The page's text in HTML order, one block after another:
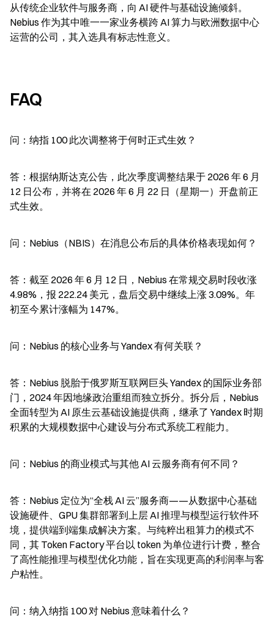
从传统企业软件与服务商，向 AI 硬件与基础设施倾斜。
Nebius 作为其中唯一一家业务横跨 AI 算力与欧洲数据中心
运营的公司，其入选具有标志性意义。
FAQ
问：纳指 100 此次调整将于何时正式生效？
答：根据纳斯达克公告，此次季度调整结果于 2026 年 6 月
12 日公布，并将在 2026 年 6 月 22 日（星期一）开盘前正
式生效。
问：Nebius（NBIS）在消息公布后的具体价格表现如何？
答：截至 2026 年 6 月 12 日，Nebius 在常规交易时段收涨
4.98%，报 222.24 美元，盘后交易中继续上涨 3.09%。年
初至今累计涨幅为 147%。
问：Nebius 的核心业务与 Yandex 有何关联？
答：Nebius 脱胎于俄罗斯互联网巨头 Yandex 的国际业务部
门，2024 年因地缘政治重组而独立拆分。拆分后，Nebius
全面转型为 AI 原生云基础设施提供商，继承了 Yandex 时期
积累的大规模数据中心建设与分布式系统工程能力。
问：Nebius 的商业模式与其他 AI 云服务商有何不同？
答：Nebius 定位为“全栈 AI 云”服务商——从数据中心基础
设施硬件、GPU 集群部署到上层 AI 推理与模型运行软件环
境，提供端到端集成解决方案。与纯粹出租算力的模式不
同，其 Token Factory 平台以 token 为单位进行计费，整合
了高性能推理与模型优化功能，旨在实现更高的利润率与客
户粘性。
问：纳入纳指 100 对 Nebius 意味着什么？